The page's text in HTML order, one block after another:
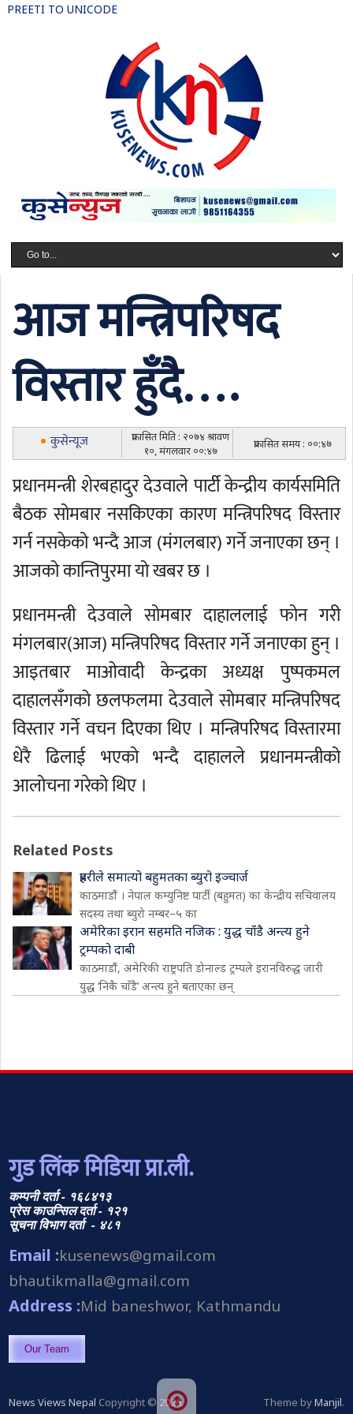
PREETI TO UNICODE
आज मन्त्रिपरिषद
विस्तार हुँदै….
कुसेन्यूज
प्रकासित मिति : २०७४ श्रावण
१०, मंगलवार ००:४७
प्रकासित समय : ००:४७
प्रधानमन्त्री शेरबहादुर देउवाले पार्टी केन्द्रीय कार्यसमिति
बैठक सोमबार नसकिएका कारण मन्त्रिपरिषद विस्तार
गर्न नसकेको भन्दै आज (मंगलबार) गर्ने जनाएका छन् ।
आजको कान्तिपुरमा यो खबर छ ।
प्रधानमन्त्री देउवाले सोमबार दाहाललाई फोन गरी
मंगलबार(आज) मन्त्रिपरिषद विस्तार गर्ने जनाएका हुन् ।
आइतबार माओवादी केन्द्रका अध्यक्ष पुष्पकमल
दाहालसँगको छलफलमा देउवाले सोमबार मन्त्रिपरिषद
विस्तार गर्ने वचन दिएका थिए । मन्त्रिपरिषद विस्तारमा
धेरै ढिलाई भएको भन्दै दाहालले प्रधानमन्त्रीको
आलोचना गरेको थिए ।
Related Posts
प्रहरीले समात्यो बहुमतका ब्युरो इञ्चार्ज
काठमाडौं । नेपाल कम्युनिष्ट पार्टी (बहुमत) का केन्द्रीय सचिवालय
सदस्य तथा ब्युरो नम्बर–५ का
अमेरिका इरान सहमति नजिक : युद्ध चाँडै अन्त्य हुने
ट्रम्पको दाबी
काठमाडौं, अमेरिकी राष्ट्रपति डोनाल्ड ट्रम्पले इरानविरुद्ध जारी
युद्ध ‘निकै चाँडै’ अन्त्य हुने बताएका छन्
गुड लिंक मिडिया प्रा.ली.
कम्पनी दर्ता - १६८४१३
प्रेस काउन्सिल दर्ता - १२१
सूचना विभाग दर्ता - ४८१
Email :kusenews@gmail.com
bhautikmalla@gmail.com
Address :Mid baneshwor, Kathmandu
Our Team
News Views Nepal Copyright © 2026. Theme byManjil.